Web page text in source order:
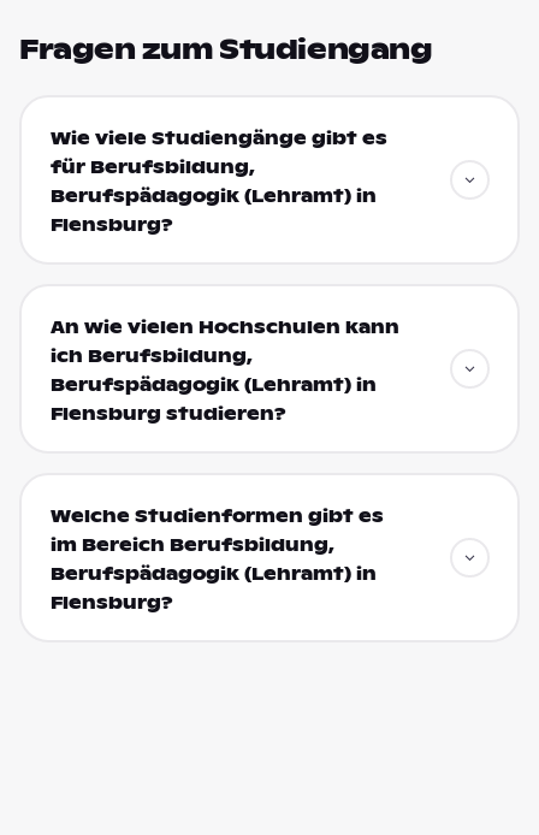
Fragen zum Studiengang
Wie viele Studiengänge gibt es
für Berufsbildung,
Berufspädagogik (Lehramt) in
Flensburg?
An wie vielen Hochschulen kann
ich Berufsbildung,
Berufspädagogik (Lehramt) in
Flensburg studieren?
Welche Studienformen gibt es
im Bereich Berufsbildung,
Berufspädagogik (Lehramt) in
Flensburg?